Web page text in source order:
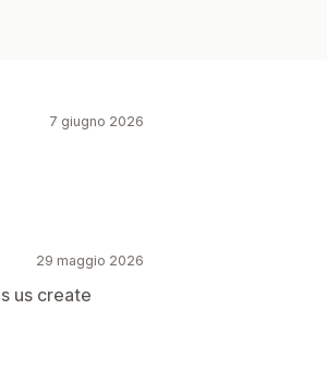
7 giugno 2026
29 maggio 2026
us create